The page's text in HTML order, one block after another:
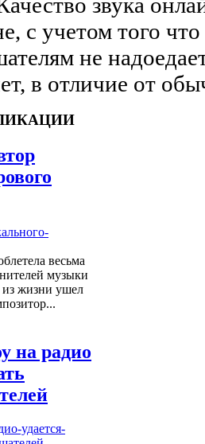
с учетом того
не
в отличие от
весьма
музыки
из жизни ушел
на радио